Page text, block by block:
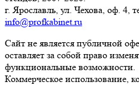
г. Ярославль, ул. Чехова, оф. 4,
info@profkabinet.ru
Сайт не является публичной
оставляет за собой право
функциональные возможности.
Коммерческое использование,